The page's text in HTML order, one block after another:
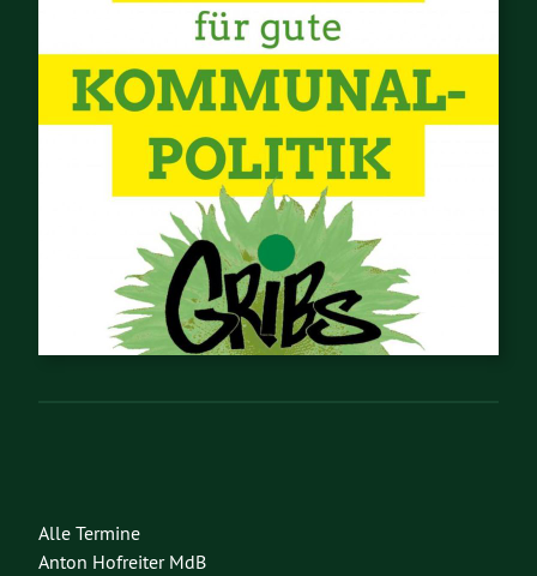
Alle Termine
Anton Hofreiter MdB